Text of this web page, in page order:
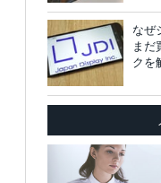
なぜ
まだ
クを